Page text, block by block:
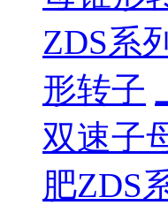
ZDS系
形转子
双速子
肥ZDS